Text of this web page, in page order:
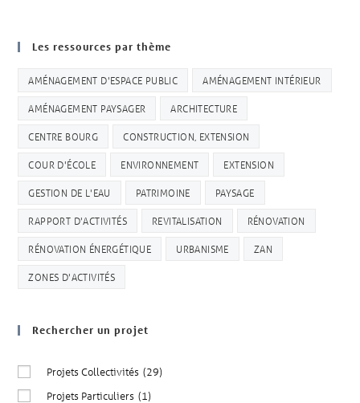
Les ressources par thème
AMÉNAGEMENT D'ESPACE PUBLIC AMÉNAGEMENT INTÉRIEUR
AMÉNAGEMENT PAYSAGER ARCHITECTURE
CENTRE BOURG CONSTRUCTION, EXTENSION
COUR D'ÉCOLE ENVIRONNEMENT EXTENSION
GESTION DE L'EAU PATRIMOINE PAYSAGE
RAPPORT D'ACTIVITÉS REVITALISATION RÉNOVATION
RÉNOVATION ÉNERGÉTIQUE URBANISME ZAN
ZONES D'ACTIVITÉS
Rechercher un projet
Projets Collectivités (29)
Projets Particuliers (1)